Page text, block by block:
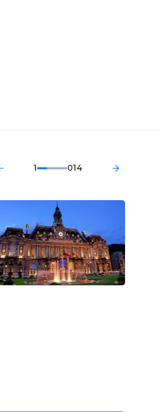
1 014